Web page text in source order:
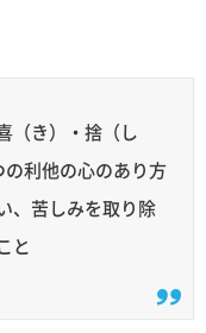
（き）・捨（し
利他の心のあり方
、苦しみを取り除
と